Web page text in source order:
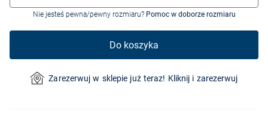
Nie jesteś pewna/pewny rozmiaru? Pomoc w doborze rozmiaru
Do koszyka
Zarezerwuj w sklepie już teraz! Kliknij i zarezerwuj